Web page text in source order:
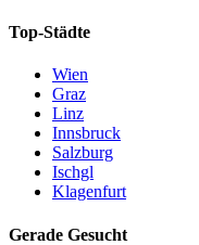
Top-Städte
Wien
Graz
Linz
Innsbruck
Salzburg
Ischgl
Klagenfurt
Gerade Gesucht